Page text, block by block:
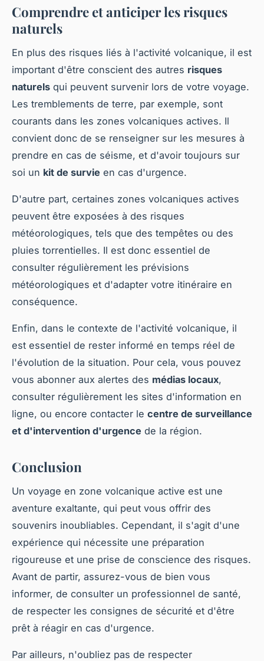
Comprendre et anticiper les risques
naturels
En plus des risques liés à l'activité volcanique, il est
important d'être conscient des autres risques
naturels qui peuvent survenir lors de votre voyage.
Les tremblements de terre, par exemple, sont
courants dans les zones volcaniques actives. Il
convient donc de se renseigner sur les mesures à
prendre en cas de séisme, et d'avoir toujours sur
soi un kit de survie en cas d'urgence.
D'autre part, certaines zones volcaniques actives
peuvent être exposées à des risques
météorologiques, tels que des tempêtes ou des
pluies torrentielles. Il est donc essentiel de
consulter régulièrement les prévisions
météorologiques et d'adapter votre itinéraire en
conséquence.
Enfin, dans le contexte de l'activité volcanique, il
est essentiel de rester informé en temps réel de
l'évolution de la situation. Pour cela, vous pouvez
vous abonner aux alertes des médias locaux,
consulter régulièrement les sites d'information en
ligne, ou encore contacter le centre de surveillance
et d'intervention d'urgence de la région.
Conclusion
Un voyage en zone volcanique active est une
aventure exaltante, qui peut vous offrir des
souvenirs inoubliables. Cependant, il s'agit d'une
expérience qui nécessite une préparation
rigoureuse et une prise de conscience des risques.
Avant de partir, assurez-vous de bien vous
informer, de consulter un professionnel de santé,
de respecter les consignes de sécurité et d'être
prêt à réagir en cas d'urgence.
Par ailleurs, n'oubliez pas de respecter